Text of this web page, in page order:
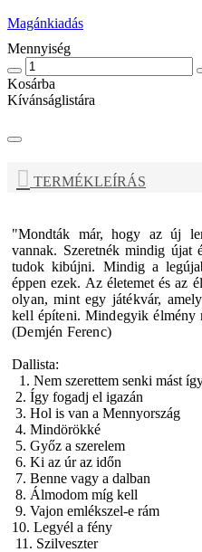
Magánkiadás
Mennyiség
Kosárba
Kívánságlistára
TERMÉKLEÍRÁS
"Mondták már, hogy az új
vannak. Szeretnék mindig újat
tudok kibújni. Mindig a
éppen ezek. Az életemet és az
olyan, mint egy játékvár,
kell építeni. Mindegyik élmény
(Demjén Ferenc)
Dallista:
1. Nem szerettem senki mást
2. Így fogadj el igazán
3. Hol is van a Mennyország
4. Mindörökké
5. Győz a szerelem
6. Ki az úr az időn
7. Benne vagy a dalban
8. Álmodom míg kell
9. Vajon emlékszel-e rám
10. Legyél a fény
11. Szilveszter